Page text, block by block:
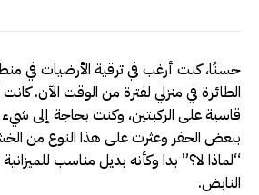
حسنًا، كنت أرغب في ترقية الأرضيات في
الطائرة في منزلي لفترة من الوقت الآن.
قاسية على الركبتين، وكنت بحاجة إلى
ببعض الحفر وعثرت على هذا النوع من
“لماذا لا؟” بدا وكأنه بديل مناسب
النابض.